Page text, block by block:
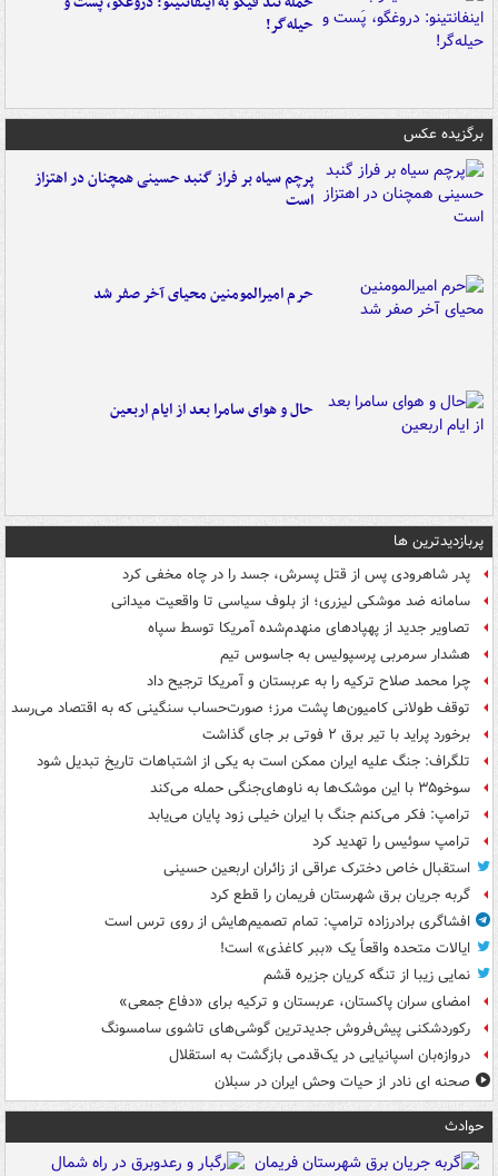
حیله‌گر!
برگزیده عکس
پرچم سیاه بر فراز گنبد حسینی همچنان در اهتزاز
است
حرم امیرالمومنین محیای آخر صفر شد
حال و هوای سامرا بعد از ایام اربعین
پربازدیدترین ها
پدر شاهرودی پس از قتل پسرش، جسد را در چاه مخفی کرد
سامانه ضد موشکی لیزری؛ از بلوف سیاسی تا واقعیت میدانی
تصاویر جدید از پهپادهای منهدم‌شده آمریکا توسط سپاه
هشدار سرمربی پرسپولیس به جاسوس تیم
چرا محمد صلاح ترکیه را به عربستان و آمریکا ترجیح داد
توقف طولانی کامیون‌ها پشت مرز؛ صورت‌حساب سنگینی که به اقتصاد می‌رسد
برخورد پراید با تیر برق ۲ فوتی بر جای گذاشت
تلگراف: جنگ علیه ایران ممکن است به یکی از اشتباهات تاریخ تبدیل شود
سوخو۳۵ با این موشک‌ها به ناوهای‌جنگی حمله می‌کند
ترامپ: فکر می‌کنم جنگ با ایران خیلی زود پایان می‌یابد
ترامپ سوئیس را تهدید کرد
استقبال خاص دخترک عراقی از زائران اربعین حسینی
گربه جریان برق شهرستان فریمان را قطع کرد
افشاگری برادرزاده ترامپ: تمام تصمیم‌هایش از روی ترس است
ایالات متحده واقعاً یک «ببر کاغذی» است!
نمایی زیبا از تنگه کریان جزیره قشم
امضای سران پاکستان، عربستان و ترکیه برای «دفاع جمعی»
رکوردشکنی پیش‌فروش جدیدترین گوشی‌های تاشوی سامسونگ
دروازه‌بان اسپانیایی در یک‌قدمی بازگشت به استقلال
صحنه ای نادر از حیات وحش ایران در سبلان
حوادث